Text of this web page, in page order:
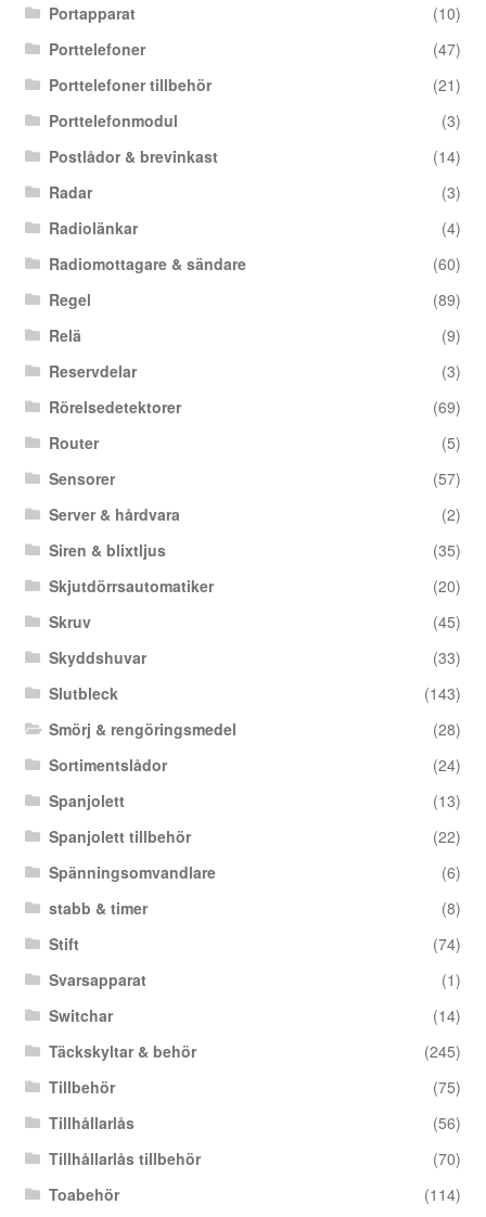
Portapparat
(10)
Porttelefoner
(47)
Porttelefoner tillbehör
(21)
Porttelefonmodul
(3)
Postlådor & brevinkast
(14)
Radar
(3)
Radiolänkar
(4)
Radiomottagare & sändare
(60)
Regel
(89)
Relä
(9)
Reservdelar
(3)
Rörelsedetektorer
(69)
Router
(5)
Sensorer
(57)
Server & hårdvara
(2)
Siren & blixtljus
(35)
Skjutdörrsautomatiker
(20)
Skruv
(45)
Skyddshuvar
(33)
Slutbleck
(143)
Smörj & rengöringsmedel
(28)
Sortimentslådor
(24)
Spanjolett
(13)
Spanjolett tillbehör
(22)
Spänningsomvandlare
(6)
stabb & timer
(8)
Stift
(74)
Svarsapparat
(1)
Switchar
(14)
Täckskyltar & behör
(245)
Tillbehör
(75)
Tillhållarlås
(56)
Tillhållarlås tillbehör
(70)
Toabehör
(114)